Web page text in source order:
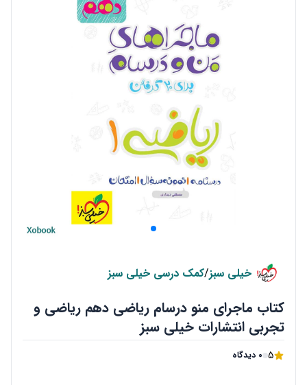
خیلی سبز/کمک درسی خیلی سبز
کتاب ماجرای منو درسام ریاضی دهم ریاضی و
تجربی انتشارات خیلی سبز
5 0 دیدگاه